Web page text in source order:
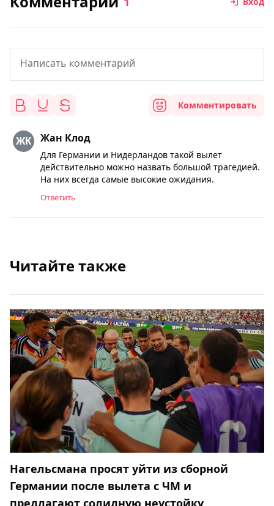
Комментировать
Жан Клод
Для Германии и Нидерландов такой вылет
действительно можно назвать большой трагедией.
На них всегда самые высокие ожидания.
Ответить
Читайте также
Нагельсмана просят уйти из сборной
Германии после вылета с ЧМ и
предлагают солидную неустойку